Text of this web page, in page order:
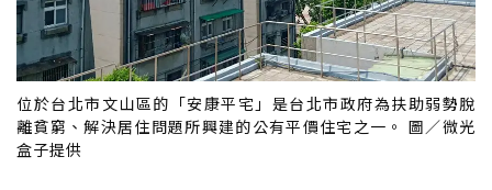
位於台北市文山區的「安康平宅」是台北市政府為扶助弱勢脫
離貧窮、解決居住問題所興建的公有平價住宅之一。 圖／微光
盒子提供